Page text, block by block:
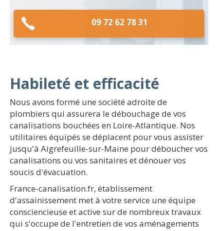
09 72 62 78 31
Habileté et efficacité
Nous avons formé une société adroite de
plombiers qui assurera le débouchage de vos
canalisations bouchées en Loire-Atlantique. Nos
utilitaires équipés se déplacent pour vous assister
jusqu'à Aigrefeuille-sur-Maine pour déboucher vos
canalisations ou vos sanitaires et dénouer vos
soucis d'évacuation.
France-canalisation.fr, établissement
d'assainissement met à votre service une équipe
consciencieuse et active sur de nombreux travaux
qui s'occupe de l'entretien de vos aménagements